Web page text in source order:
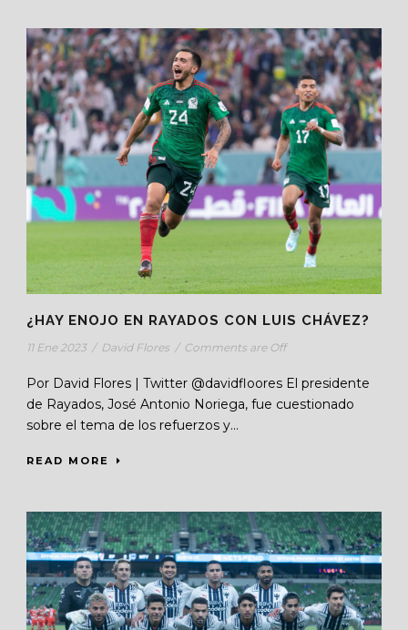
¿HAY ENOJO EN RAYADOS CON LUIS CHÁVEZ?
11 Ene 2023 / David Flores / Comments are Off
Por David Flores | Twitter @davidfloores El presidente
de Rayados, José Antonio Noriega, fue cuestionado
sobre el tema de los refuerzos y...
READ MORE